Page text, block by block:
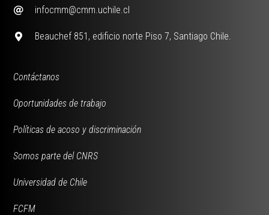
infocmm@cmm.uchile.cl
Beauchef 851, edificio norte Piso 7, Santiago Chile.
Contáctanos
Oportunidades de trabajo
Políticas de acoso y discriminación
Somos parte del CNRS
Universidad de Chile
FCFM